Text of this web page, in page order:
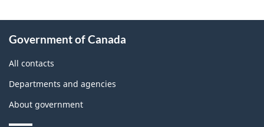
this
site
Government of Canada
All contacts
Departments and agencies
About government